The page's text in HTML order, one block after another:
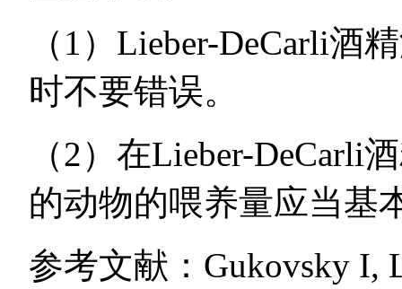
（1）Lieber-DeCarli酒
时不要错误。
（2）在Lieber-DeCarli
的动物的喂养量应当基
参考文献：Gukovsky I,